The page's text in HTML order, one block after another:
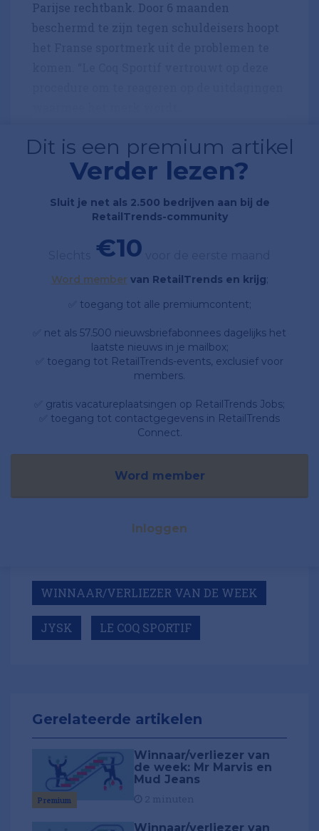
Parijse rechtbank. Door 6 maanden
Dit is een premium artikel
Verder lezen?
Sluit je net als 2.500 bedrijven aan bij de
RetailTrends-community
€10
Word member van RetailTrends en krijg;
✅ toegang tot alle premiumcontent;
✅ net als 57.500 nieuwsbriefabonnees dagelijks het
laatste nieuws in je mailbox;
✅ toegang tot RetailTrends-events, exclusief voor
members.
✅ gratis vacatureplaatsingen op RetailTrends Jobs;
✅ toegang tot contactgegevens in RetailTrends
Connect.
Word member
Inloggen
WINNAAR/VERLIEZER VAN DE WEEK
JYSK LE COQ SPORTIF
Gerelateerde artikelen
Premium
Winnaar/verliezer van
de week: Mr Marvis en
Mud Jeans
Winnaar/verliezer van